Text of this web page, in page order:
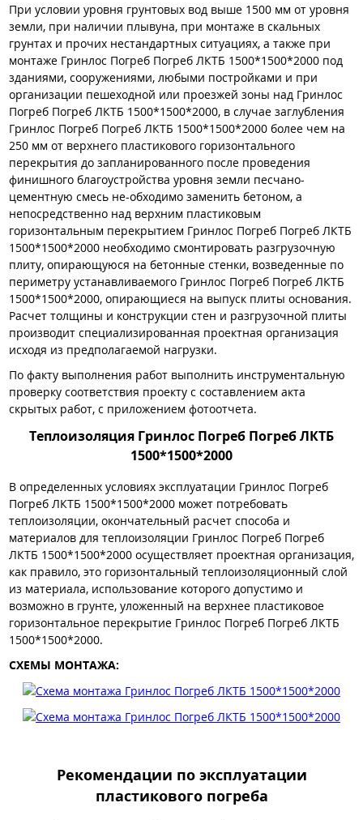
При условии уровня грунтовых вод выше 1500 мм от уровня
земли, при наличии плывуна, при монтаже в скальных
грунтах и прочих нестандартных ситуациях, а также при
монтаже Гринлос Погреб Погреб ЛКТБ 1500*1500*2000 под
зданиями, сооружениями, любыми постройками и при
организации пешеходной или проезжей зоны над Гринлос
Погреб Погреб ЛКТБ 1500*1500*2000, в случае заглубления
Гринлос Погреб Погреб ЛКТБ 1500*1500*2000 более чем на
250 мм от верхнего пластикового горизонтального
перекрытия до запланированного после проведения
финишного благоустройства уровня земли песчано-
цементную смесь не-обходимо заменить бетоном, а
непосредственно над верхним пластиковым
горизонтальным перекрытием Гринлос Погреб Погреб ЛКТБ
1500*1500*2000 необходимо смонтировать разгрузочную
плиту, опирающуюся на бетонные стенки, возведенные по
периметру устанавливаемого Гринлос Погреб Погреб ЛКТБ
1500*1500*2000, опирающиеся на выпуск плиты основания.
Расчет толщины и конструкции стен и разгрузочной плиты
производит специализированная проектная организация
исходя из предполагаемой нагрузки.
По факту выполнения работ выполнить инструментальную
проверку соответствия проекту с составлением акта
скрытых работ, с приложением фотоотчета.
Теплоизоляция Гринлос Погреб Погреб ЛКТБ
1500*1500*2000
В определенных условиях эксплуатации Гринлос Погреб
Погреб ЛКТБ 1500*1500*2000 может потребовать
теплоизоляции, окончательный расчет способа и
материалов для теплоизоляции Гринлос Погреб Погреб
ЛКТБ 1500*1500*2000 осуществляет проектная организация,
как правило, это горизонтальный теплоизоляционный слой
из материала, использование которого допустимо и
возможно в грунте, уложенный на верхнее пластиковое
горизонтальное перекрытие Гринлос Погреб Погреб ЛКТБ
1500*1500*2000.
СХЕМЫ МОНТАЖА:
Рекомендации по эксплуатации
пластикового погреба